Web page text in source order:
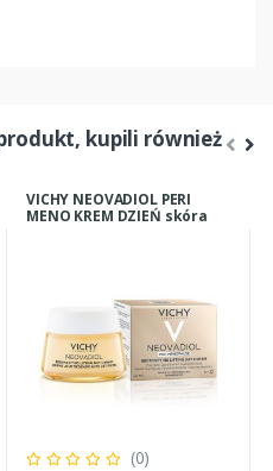
kupili również
VICHY NEOVADIOL PERI
MENO KREM DZIEŃ skóra
(0)